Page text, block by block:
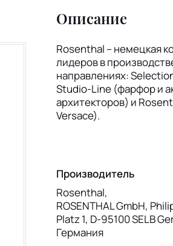
Описание
Rosenthal – немецкая
лидеров в
направлениях:
Studio-Line (фарфор и
архитекторов) и
Versace).
Производитель
Rosenthal,
ROSENTHAL GmbH,
Platz 1, D-95100 SELB
Германия